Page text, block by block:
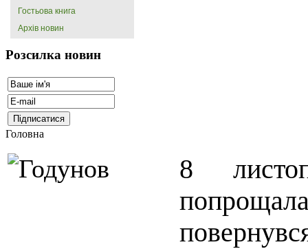
Гостьова книга
Архів новин
Розсилка новин
Головна
8